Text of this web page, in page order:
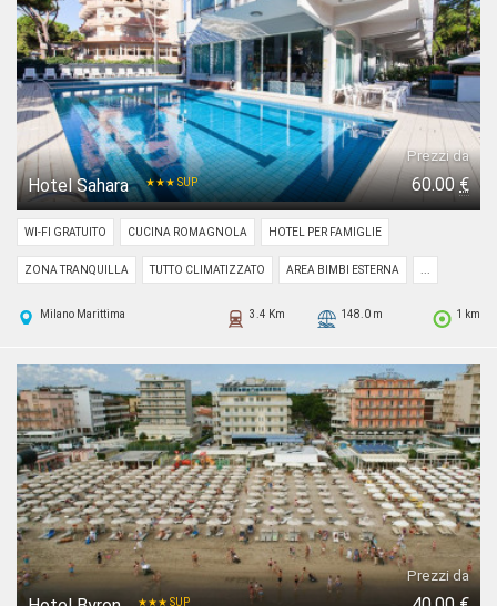
Hotel Sahara ★★★ SUP
Prezzi da
60.00€
WI-FI GRATUITO CUCINA ROMAGNOLA HOTEL PER FAMIGLIE
ZONA TRANQUILLA TUTTO CLIMATIZZATO AREA BIMBI ESTERNA ...
Milano Marittima 1 km
148.0 m
3.4 Km
★★★ SUP
Prezzi da